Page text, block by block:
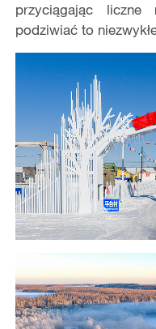
przyciągając liczne
podziwiać to